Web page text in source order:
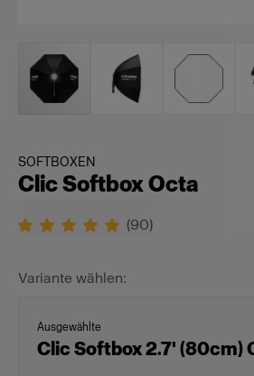
SOFTBOXEN
Clic Softbox Octa
(90)
Variante wählen:
Ausgewählte
Clic Softbox 2.7' (80cm)